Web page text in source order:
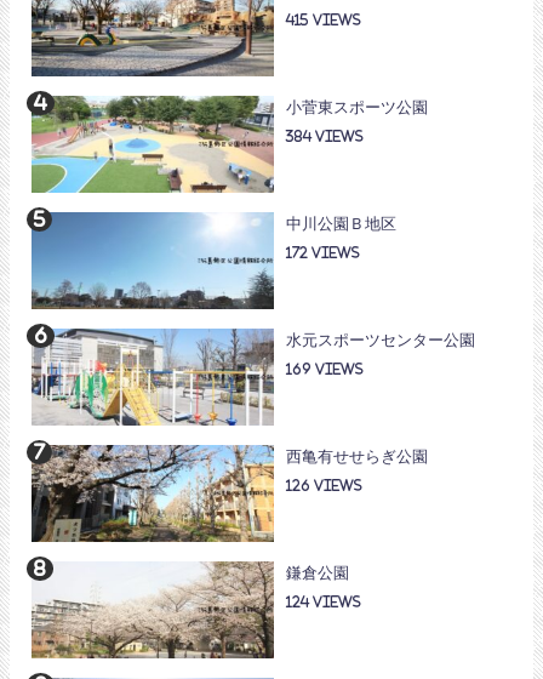
415
小菅東スポーツ公園
384
中川公園Ｂ地区
172
水元スポーツセンター公園
169
西亀有せせらぎ公園
126
鎌倉公園
124